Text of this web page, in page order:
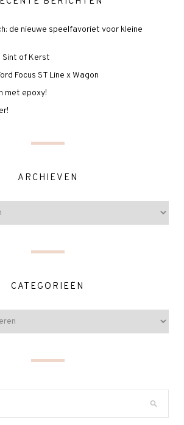
de nieuwe speelfavoriet voor kleine
Sint of Kerst
Focus ST Line x Wagon
met epoxy!
ARCHIEVEN
CATEGORIEËN